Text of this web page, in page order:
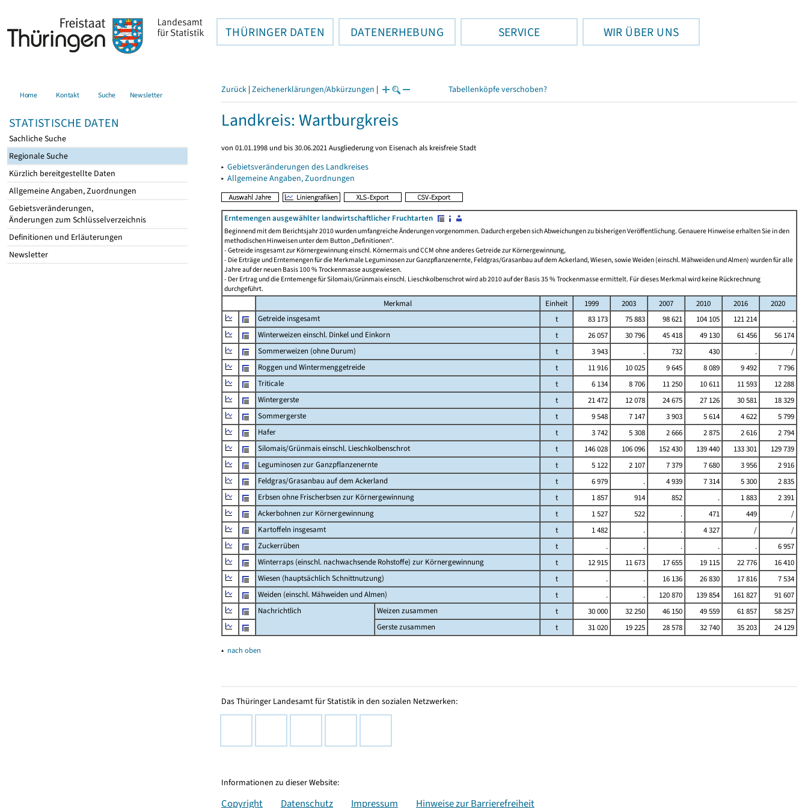
THÜRINGER DATEN DATENERHEBUNG SERVICE WIR ÜBER UNS
Home Kontakt Suche Newsletter
STATISTISCHE DATEN
Sachliche Suche
Regionale Suche
Kürzlich bereitgestellte Daten
Allgemeine Angaben, Zuordnungen
Gebietsveränderungen,
Änderungen zum Schlüsselverzeichnis
Definitionen und Erläuterungen
Newsletter
Zurück | Zeichenerklärungen/Abkürzungen | Tabellenköpfe verschoben?
Landkreis: Wartburgkreis
von 01.01.1998 und bis 30.06.2021 Ausgliederung von Eisenach als kreisfreie Stadt
▸ Gebietsveränderungen des Landkreises
▸ Allgemeine Angaben, Zuordnungen
Erntemengen ausgewählter landwirtschaftlicher Fruchtarten
Beginnend mit dem Berichtsjahr 2010 wurden umfangreiche Änderungen vorgenommen. Dadurch ergeben sich Abweichungen zu bisherigen Veröffentlichung. Genauere Hinweise erhalten Sie in den
methodischen Hinweisen unter dem Button „Definitionen“.
- Getreide insgesamt zur Körnergewinnung einschl. Körnermais und CCM ohne anderes Getreide zur Körnergewinnung,
- Die Erträge und Erntemengen für die Merkmale Leguminosen zur Ganzpflanzenernte, Feldgras/Grasanbau auf dem Ackerland, Wiesen, sowie Weiden (einschl. Mähweiden und Almen) wurden für alle
Jahre auf der neuen Basis 100 % Trockenmasse ausgewiesen.
- Der Ertrag und die Erntemenge für Silomais/Grünmais einschl. Lieschkolbenschrot wird ab 2010 auf der Basis 35 % Trockenmasse ermittelt. Für dieses Merkmal wird keine Rückrechnung
durchgeführt.
Merkmal Einheit 1999 2003 2007 2010 2016
2020
Getreide insgesamt
t 83 173 75 883 98 621 104 105 121 214
.
Winterweizen einschl. Dinkel und Einkorn
t 26 057 30 796 45 418 49 130 61 456
56 174
Sommerweizen (ohne Durum)
t 3 943 . 732 430 .
/
Roggen und Wintermenggetreide
t 11 916 10 025 9 645 8 089 9 492
7 796
Triticale
t 6 134 8 706 11 250 10 611 11 593
12 288
Wintergerste
t 21 472 12 078 24 675 27 126 30 581
18 329
Sommergerste
t 9 548 7 147 3 903 5 614 4 622
5 799
Hafer
t 3 742 5 308 2 666 2 875 2 616
2 794
Silomais/Grünmais einschl. Lieschkolbenschrot
t 146 028 106 096 152 430 139 440 133 301
129 739
Leguminosen zur Ganzpflanzenernte
t 5 122 2 107 7 379 7 680 3 956
2 916
Feldgras/Grasanbau auf dem Ackerland
t 6 979 . 4 939 7 314 5 300
2 835
Erbsen ohne Frischerbsen zur Körnergewinnung
t 1 857 914 852 . 1 883
2 391
Ackerbohnen zur Körnergewinnung
t 1 527 522 . 471 449
/
Kartoffeln insgesamt
t 1 482 . . 4 327 /
/
Zuckerrüben
t . . . . .
6 957
Winterraps (einschl. nachwachsende Rohstoffe) zur Körnergewinnung
t 12 915 11 673 17 655 19 115 22 776
16 410
Wiesen (hauptsächlich Schnittnutzung)
t . . 16 136 26 830 17 816
7 534
Weiden (einschl. Mähweiden und Almen)
t . . 120 870 139 854 161 827
91 607
Nachrichtlich
Weizen zusammen t 30 000 32 250 46 150 49 559 61 857
58 257
Gerste zusammen
t 31 020 19 225 28 578 32 740 35 203 24 129
▴ nach oben
Das Thüringer Landesamt für Statistik in den sozialen Netzwerken:
Informationen zu dieser Website:
Copyright Datenschutz Impressum Hinweise zur Barrierefreiheit